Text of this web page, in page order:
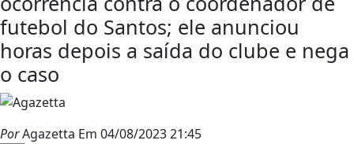
futebol do Santos; ele anunciou
horas depois a saída do clube e nega
o caso
PorAgazetta Em 04/08/2023 21:45